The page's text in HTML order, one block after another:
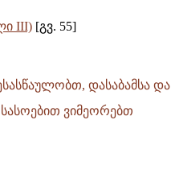
III) [გვ. 55]
დასაბამსა და
ვიმეორებთ